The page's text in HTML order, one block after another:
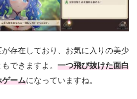
存在しており、お気に入りの美少
できますよ。 一つ飛び抜けた面白
ゲームになっていますね。